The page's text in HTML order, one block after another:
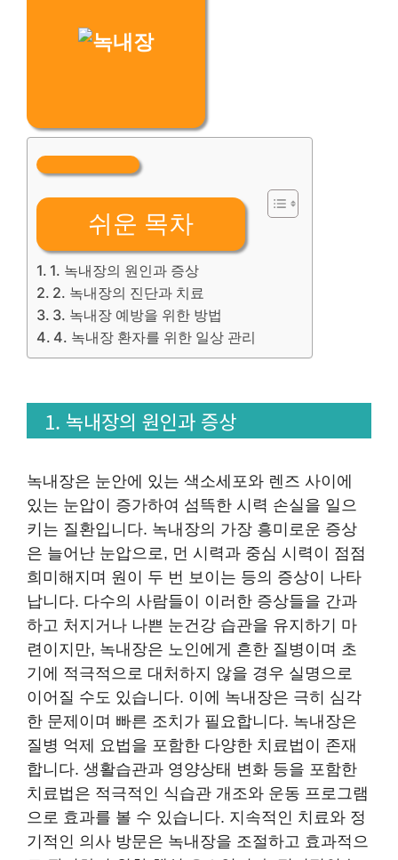
쉬운 목차
1. 녹내장의 원인과 증상
2. 녹내장의 진단과 치료
3. 녹내장 예방을 위한 방법
4. 녹내장 환자를 위한 일상 관리
1. 녹내장의 원인과 증상
녹내장은 눈안에 있는 색소세포와 렌즈 사이에
있는 눈압이 증가하여 섬뜩한 시력 손실을 일으
키는 질환입니다. 녹내장의 가장 흥미로운 증상
은 늘어난 눈압으로, 먼 시력과 중심 시력이 점점
희미해지며 원이 두 번 보이는 등의 증상이 나타
납니다. 다수의 사람들이 이러한 증상들을 간과
하고 처지거나 나쁜 눈건강 습관을 유지하기 마
련이지만, 녹내장은 노인에게 흔한 질병이며 초
기에 적극적으로 대처하지 않을 경우 실명으로
이어질 수도 있습니다. 이에 녹내장은 극히 심각
한 문제이며 빠른 조치가 필요합니다. 녹내장은
질병 억제 요법을 포함한 다양한 치료법이 존재
합니다. 생활습관과 영양상태 변화 등을 포함한
치료법은 적극적인 식습관 개조와 운동 프로그램
으로 효과를 볼 수 있습니다. 지속적인 치료와 정
기적인 의사 방문은 녹내장을 조절하고 효과적으